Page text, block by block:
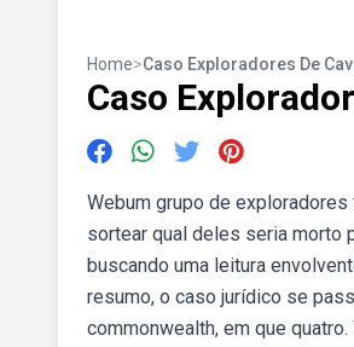
Home>Caso Exploradores De
Caso
Webum grupo de
sortear qual deles seria morto
buscando uma leitura
resumo, o caso jurídico se
commonwealth, em que